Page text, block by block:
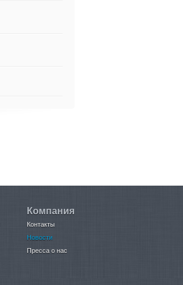
Компания
Контакты
Новости
Пресса о нас